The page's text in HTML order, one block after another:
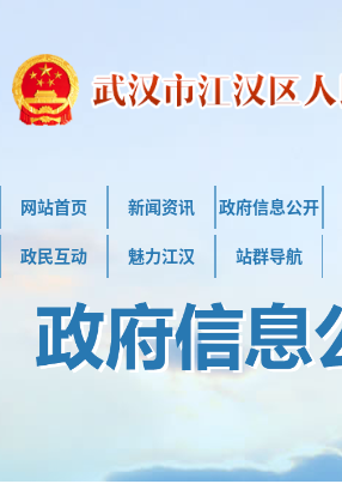
网站首页 新闻资讯 政府信息公开
政民互动 魅力江汉 站群导航